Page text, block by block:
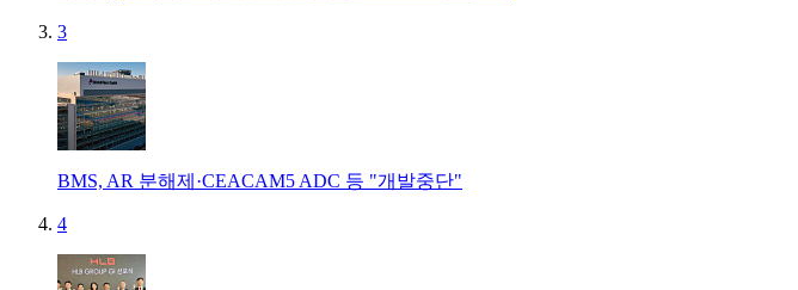
3
BMS, AR 분해제·CEACAM5 ADC 등 "개발중단"
4